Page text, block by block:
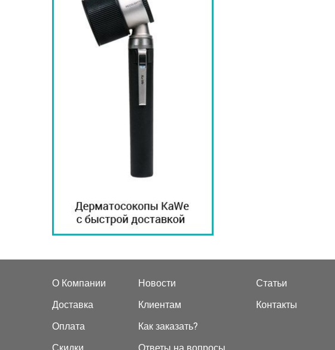
О Компании
Доставка
Оплата
Новости
Клиентам
Как заказать?
Статьи
Контакты